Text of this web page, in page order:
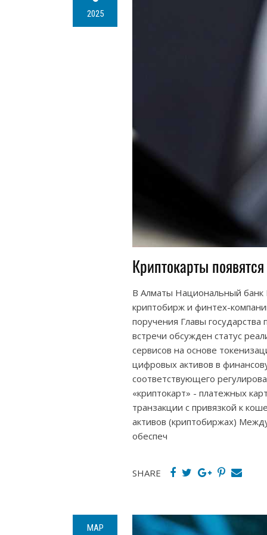
2025
Криптокарты
В Алматы Национальный банк
криптобирж и финтех-
поручения Главы
встречи обсужден статус
сервисов на основе
цифровых активов в
соответствующего
«криптокарт» - платежных
транзакции с привязкой к
активов (криптобиржах)
обеспеч
SHARE
МАР